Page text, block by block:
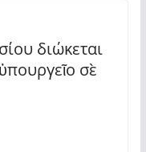
διώκεται
σὲ